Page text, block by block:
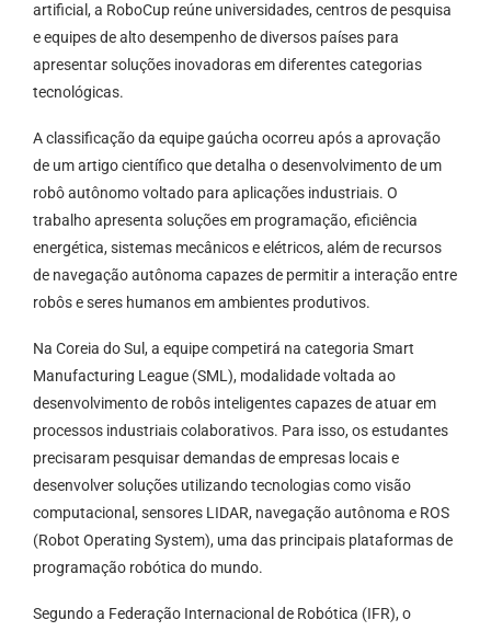
artificial, a RoboCup reúne universidades, centros de pesquisa
e equipes de alto desempenho de diversos países para
apresentar soluções inovadoras em diferentes categorias
tecnológicas.
A classificação da equipe gaúcha ocorreu após a aprovação
de um artigo científico que detalha o desenvolvimento de um
robô autônomo voltado para aplicações industriais. O
trabalho apresenta soluções em programação, eficiência
energética, sistemas mecânicos e elétricos, além de recursos
de navegação autônoma capazes de permitir a interação entre
robôs e seres humanos em ambientes produtivos.
Na Coreia do Sul, a equipe competirá na categoria Smart
Manufacturing League (SML), modalidade voltada ao
desenvolvimento de robôs inteligentes capazes de atuar em
processos industriais colaborativos. Para isso, os estudantes
precisaram pesquisar demandas de empresas locais e
desenvolver soluções utilizando tecnologias como visão
computacional, sensores LIDAR, navegação autônoma e ROS
(Robot Operating System), uma das principais plataformas de
programação robótica do mundo.
Segundo a Federação Internacional de Robótica (IFR), o